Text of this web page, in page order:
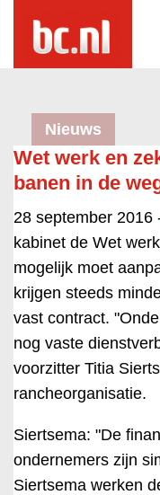
Nieuws
Wet werk en
banen in de
28 september 2016
kabinet de Wet
mogelijk moet
krijgen steeds
vast contract.
nog vaste
voorzitter Titia
rancheorganisatie.
Siertsema: "De
ondernemers zijn
Siertsema werken